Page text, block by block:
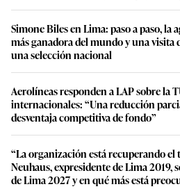
Simone Biles en Lima: paso a paso, la
más ganadora del mundo y una visita
una selección nacional
Aerolíneas responden a LAP sobre la
internacionales: “Una reducción
desventaja competitiva de fondo”
“La organización está recuperando
Neuhaus, expresidente de Lima 2019,
de Lima 2027 y en qué más está